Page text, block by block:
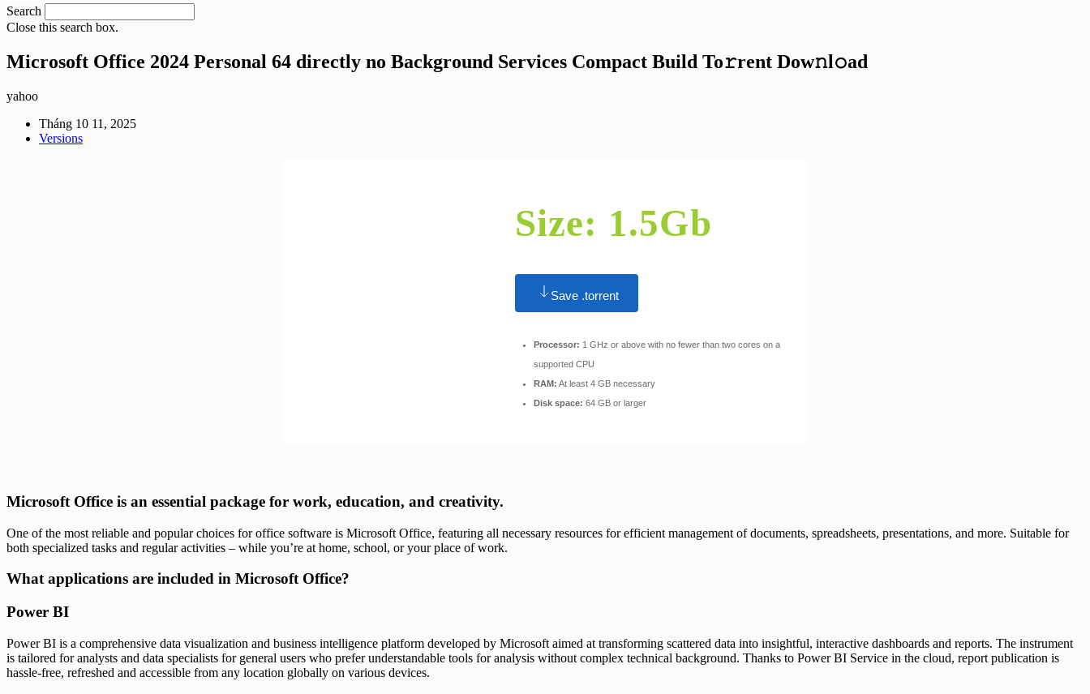
Search
Close this search box.
Microsoft Office 2024 Personal 64 directly no Background Services Compact Build To𝚛rent Dow𝚗l𝚘ad
yahoo
Tháng 10 11, 2025
Versions
Size: 1.5Gb
Save .torrent
Processor: 1 GHz or above with no fewer than two cores on a
supported CPU
RAM: At least 4 GB necessary
Disk space: 64 GB or larger
Microsoft Office is an essential package for work, education, and creativity.
One of the most reliable and popular choices for office software is Microsoft Office, featuring all necessary resources for efficient management of documents, spreadsheets, presentations, and more. Suitable for
both specialized tasks and regular activities – while you’re at home, school, or your place of work.
What applications are included in Microsoft Office?
Power BI
Power BI is a comprehensive data visualization and business intelligence platform developed by Microsoft aimed at transforming scattered data into insightful, interactive dashboards and reports. The instrument
is tailored for analysts and data specialists for general users who prefer understandable tools for analysis without complex technical background. Thanks to Power BI Service in the cloud, report publication is
hassle-free, refreshed and accessible from any location globally on various devices.